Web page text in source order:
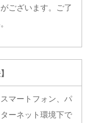
ございます。ご了
マートフォン、パ
ーネット環境下で